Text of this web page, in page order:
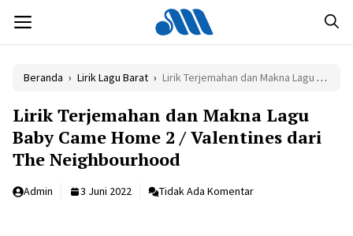
isi
MENU
Beranda › Lirik Lagu Barat › Lirik Terjemahan dan Makna Lagu Baby Came Home 2 / Valentines dari The Neighbourhood
Lirik Terjemahan dan Makna Lagu
Baby Came Home 2 / Valentines dari
The Neighbourhood
Admin 3 Juni 2022 Tidak Ada Komentar